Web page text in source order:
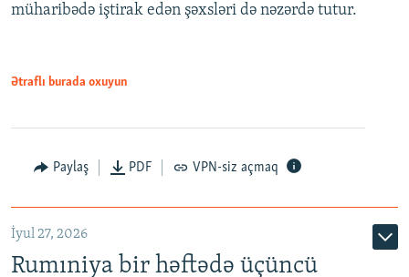
müharibədə iştirak edən şəxsləri də nəzərdə tutur.
Ətraflı burada oxuyun
Paylaş PDF VPN-siz açmaq
İyul 27, 2026
Rumıniya bir həftədə üçüncü